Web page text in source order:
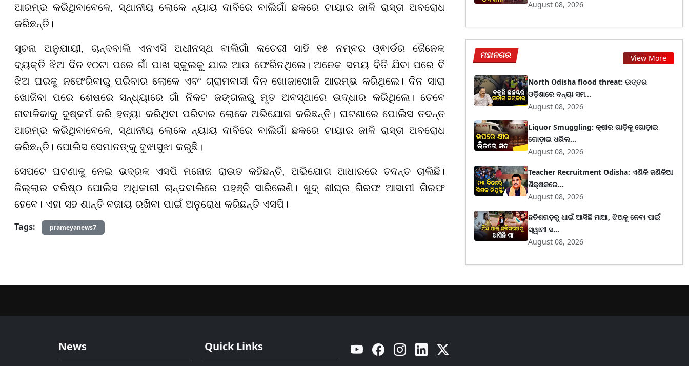
ଆରମ୍ଭ କରିଥିବାବେଳେ, ସ୍ଥାନୀୟ ଲୋକେ ନ୍ୟାୟ ଦାବିରେ ବାଲିଗାଁ ଛକରେ ଟାୟାର ଜାଳି ରାସ୍ତା ଅବରୋଧ
କରିଛନ୍ତି।
ସୂଚନା ଅନୁଯାୟୀ, ଚାନ୍ଦବାଲି ଏନଏସି ଅଧୀନସ୍ଥ ବାଲିଗାଁ କଚେରୀ ସାହି ୧୫ ନମ୍ବର ଓ୍ଵାର୍ଡର ଜୈନେକ
ବ୍ୟକ୍ତି ଝିଅ ଦିନ ୧୦ଟା ପରେ ଗାଁ ପାଖ ସ୍କୁଲକୁ ଯାଇ ଆଉ ଫେରିନଥିଲେ। ଅନେକ ସମୟ ବିତି ଯିବା ପରେ ବି
ଝିଅ ଘରକୁ ନଫେରିବାରୁ ପରିବାର ଲୋକେ ଏବଂ ଗ୍ରାମବାସୀ ଦିନ ଖୋଜାଖୋଜି ଆରମ୍ଭ କରିଥିଲେ। ଦିନ ସାରା
ଖୋଜିବା ପରେ ଶେଷରେ ସନ୍ଧ୍ୟାରେ ଗାଁ ନିକଟ ଜଙ୍ଗଲରୁ ମୃତ ଅବସ୍ଥାରେ ଉଦ୍ଧାର କରିଥିଲେ। ତେବେ
ନାବାଳିକାକୁ ଦୁଷ୍କର୍ମ କରି ହତ୍ୟା କରିଥିବା ପରିବାର ଲୋକେ ଅଭିଯୋଗ କରିଛନ୍ତି। ଘଟଣାରେ ପୋଲିସ ତଦନ୍ତ
ଆରମ୍ଭ କରିଥିବାବେଳେ, ସ୍ଥାନୀୟ ଲୋକେ ନ୍ୟାୟ ଦାବିରେ ବାଲିଗାଁ ଛକରେ ଟାୟାର ଜାଳି ରାସ୍ତା ଅବରୋଧ
କରିଛନ୍ତି। ପୋଲିସ ସେମାନଙ୍କୁ ବୁଝାସୁଝା କରୁଛି।
ସେପଟେ ଘଟଣାକୁ ନେଇ ଭଦ୍ରକ ଏସପି ମନୋଜ ରାଉତ କହିଛନ୍ତି, ଅଭିଯୋଗ ଆଧାରରେ ତଦନ୍ତ ଚାଲିଛି।
ଜିଲ୍ଲାର ବରିଷ୍ଠ ପୋଲିସ ଅଧିକାରୀ ଚାନ୍ଦବାଲିରେ ପହଞ୍ଚି ସାରିଲେଣି। ଖୁବ୍ ଶୀଘ୍ର ଗିରଫ ଆସାମୀ ଗିରଫ
ହେବେ। ଏହା ସହ ଶାନ୍ତି ବଜାୟ ରଖିବା ପାଇଁ ଅନୁରୋଧ କରିଛନ୍ତି ଏସପି।
Tags:
prameyanews7
August 08, 2026
ମହାନଗର View More
North Odisha flood threat: ଉତ୍ତର
ଓଡ଼ିଶାରେ ବନ୍ୟା ସମ...
August 08, 2026
Liquor Smuggling: କ୍ଷୀର ଗାଡ଼ିକୁ ଗୋଡ଼ାଇ
ଗୋଡ଼ାଇ ଧରିଲ...
August 08, 2026
Teacher Recruitment Odisha: ଏଣିକି ଜଣିକିଆ
ଶିକ୍ଷକରେ...
August 08, 2026
ଛତିଶଗଡ଼ରୁ ଧାଇଁ ଆସିଛି ମାଆ, ଝିଅକୁ ନେବା ପାଇଁ
ସ୍ୱାମୀ ସ...
August 08, 2026
News Quick Links YouTube Facebook Instagram